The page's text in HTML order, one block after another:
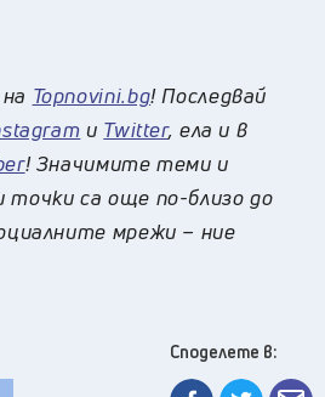
Topnovini.bg! Последвай
и Twitter, ела и в
! Значимите теми и
точки са още по-близо до
мрежи – ние
Споделете в: